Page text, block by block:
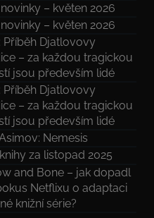
– květen 2026
– květen 2026
Příběh Djatlovovy
– za každou tragickou
jsou především lidé
Příběh Djatlovovy
– za každou tragickou
jsou především lidé
Nemesis
za listopad 2025
and Bone – jak dopadl
Netflixu o adaptaci
knižní série?